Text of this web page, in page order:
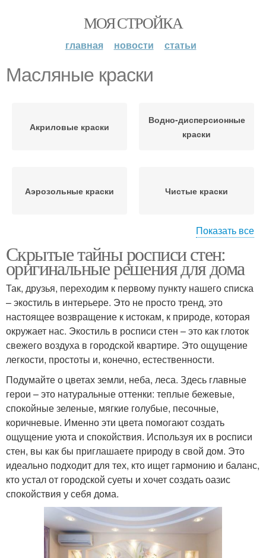
МОЯ СТРОЙКА
главная новости статьи
Масляные краски
Акриловые краски
Водно-дисперсионные
краски
Аэрозольные краски Чистые краски
аэрозольной бутылки
Показать все
Скрытые тайны росписи стен:
оригинальные решения для дома
Так, друзья, переходим к первому пункту нашего списка
– экостиль в интерьере. Это не просто тренд, это
настоящее возвращение к истокам, к природе, которая
окружает нас. Экостиль в росписи стен – это как глоток
свежего воздуха в городской квартире. Это ощущение
легкости, простоты и, конечно, естественности.
Подумайте о цветах земли, неба, леса. Здесь главные
герои – это натуральные оттенки: теплые бежевые,
спокойные зеленые, мягкие голубые, песочные,
коричневые. Именно эти цвета помогают создать
ощущение уюта и спокойствия. Используя их в росписи
стен, вы как бы приглашаете природу в свой дом. Это
идеально подходит для тех, кто ищет гармонию и баланс,
кто устал от городской суеты и хочет создать оазис
спокойствия у себя дома.